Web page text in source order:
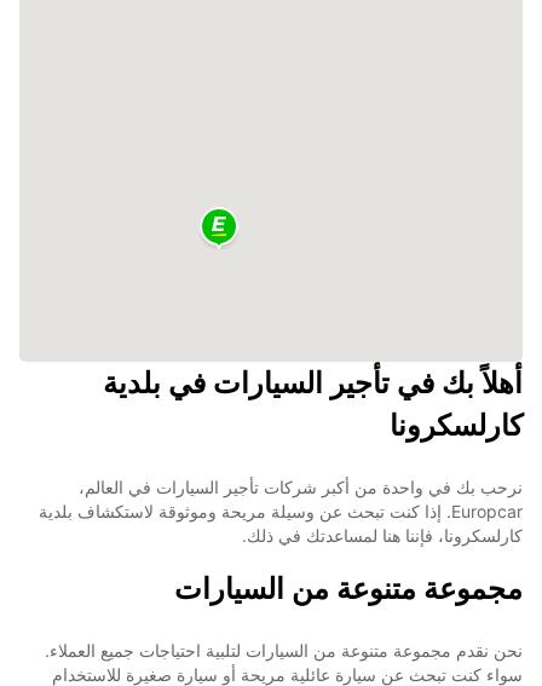
أهلاً بك في تأجير السيارات في بلدية
كارلسكرونا
نرحب بك في واحدة من أكبر شركات تأجير السيارات في العالم،
Europcar. إذا كنت تبحث عن وسيلة مريحة وموثوقة لاستكشاف بلدية
كارلسكرونا، فإننا هنا لمساعدتك في ذلك.
مجموعة متنوعة من السيارات
نحن نقدم مجموعة متنوعة من السيارات لتلبية احتياجات جميع العملاء.
سواء كنت تبحث عن سيارة عائلية مريحة أو سيارة صغيرة للاستخدام